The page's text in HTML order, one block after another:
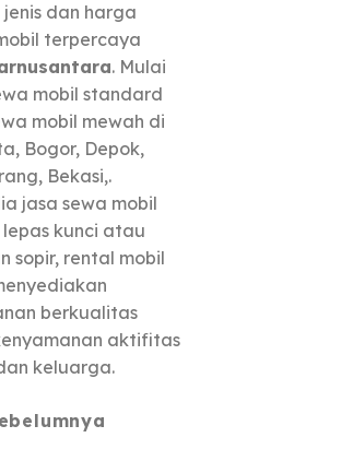
jenis dan harga
terpercaya
. Mulai
mobil standard
mobil mewah di
Bogor, Depok,
Bekasi,.
jasa sewa mobil
lepas kunci atau
sopir, rental mobil
berkualitas
aktifitas
keluarga.